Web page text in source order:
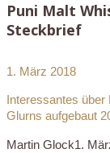
Puni Malt
Steckbrief
1. März 2018
Interessantes
Glurns aufgebaut
Martin Glock1.